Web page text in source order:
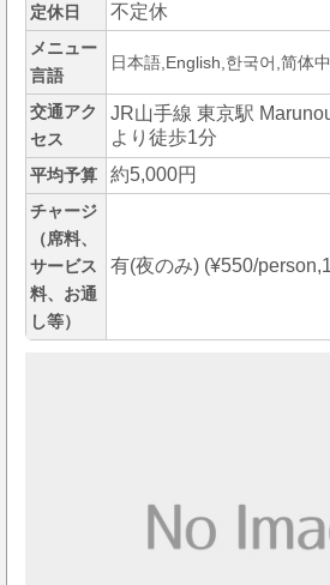
定休日 不定休
メニュー
言語
日本語,English,한국어,简体
交通アク
セス
JR山手線 東京駅
より徒歩1分
平均予算 約5,000円
チャージ
（席料、
サービス
料、お通
し等）
有(夜のみ) (¥550/